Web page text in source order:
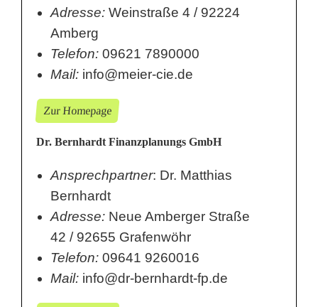
Adresse: Weinstraße 4 / 92224
Amberg
Telefon: 09621 7890000
Mail: info@meier-cie.de
Zur Homepage
Dr. Bernhardt Finanzplanungs GmbH
Ansprechpartner: Dr. Matthias
Bernhardt
Adresse: Neue Amberger Straße
42 / 92655 Grafenwöhr
Telefon: 09641 9260016
Mail: info@dr-bernhardt-fp.de